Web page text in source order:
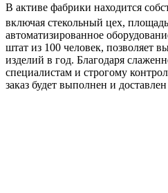
В активе фабрики находится
включая стекольный цех,
автоматизированное
штат из 100 человек, позволяет
изделий в год. Благодаря
специалистам и строгому
заказ будет выполнен и